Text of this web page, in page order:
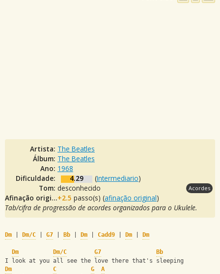
Artista: The Beatles
Álbum: The Beatles
Ano: 1968
Dificuldade:
4.29 (Intermediario)
Tom: desconhecido Acordes
Afinação original:+2.5 passo(s) (afinação original)
Tab/cifra de progressão de acordes organizados para o Ukulele.
Dm Dm/C G7 Bb Dm Cadd9 Dm Dm
Dm Dm/C G7
Bb
I look at you all see the love there that's sleeping
Dm
C G
A